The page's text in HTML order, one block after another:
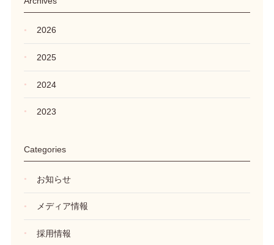
2026
2025
2024
2023
Categories
お知らせ
メディア情報
採用情報